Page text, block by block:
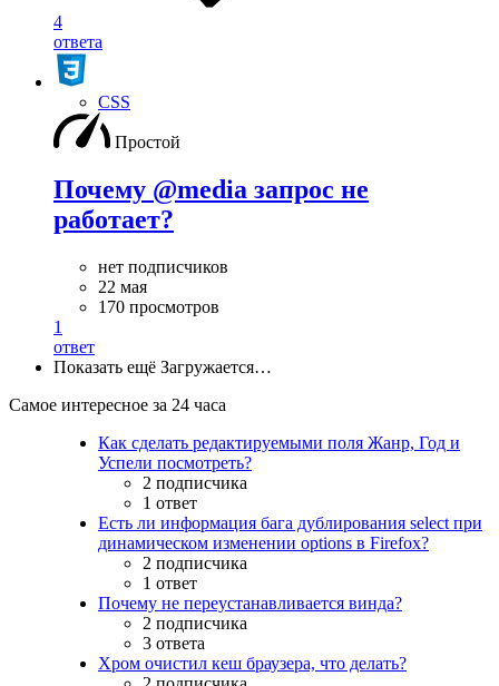
4
ответа
CSS
Простой
Почему @media запрос не
работает?
нет подписчиков
22 мая
170 просмотров
1
ответ
Показать ещё Загружается…
Самое интересное за 24 часа
Как сделать редактируемыми поля Жанр, Год и
Успели посмотреть?
2 подписчика
1 ответ
Есть ли информация бага дублирования select при
динамическом изменении options в Firefox?
2 подписчика
1 ответ
Почему не переустанавливается винда?
2 подписчика
3 ответа
Хром очистил кеш браузера, что делать?